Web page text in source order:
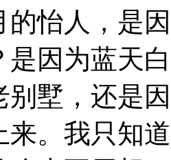
的怡人，是
是因为蓝天
别墅，还是
来。我只知